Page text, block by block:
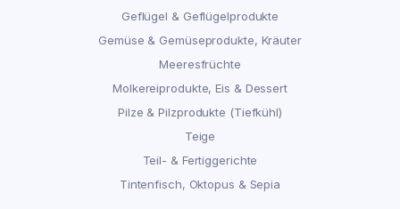
Geflügel & Geflügelprodukte
Gemüse & Gemüseprodukte, Kräuter
Meeresfrüchte
Molkereiprodukte, Eis & Dessert
Pilze & Pilzprodukte (Tiefkühl)
Teige
Teil- & Fertiggerichte
Tintenfisch, Oktopus & Sepia